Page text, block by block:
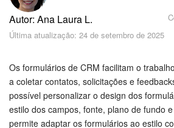
Segurança
Messenger
Autor: Ana Laura L.
Última atualização: 24 de setembro de 2025
Os formulários de CRM facilitam o
a coletar contatos, solicitações e
possível personalizar o design dos
estilo dos campos, fonte, plano de fundo
permite adaptar os formulários ao estilo